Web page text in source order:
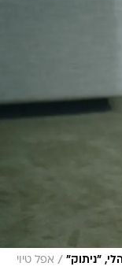
"ניתוק" / אפל טיוי